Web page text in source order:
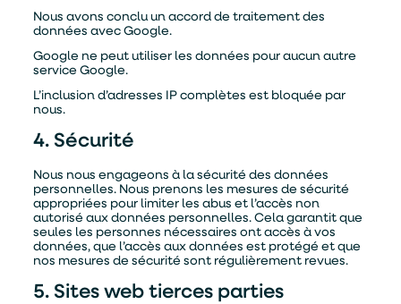
Je souhaite être contacter par :
Téléphone
Alternative:
Nous avons conclu un accord de traitement des
données avec Google.
Google ne peut utiliser les données pour aucun autre
service Google.
L’inclusion d’adresses IP complètes est bloquée par
nous.
4. Sécurité
Nous nous engageons à la sécurité des données
personnelles. Nous prenons les mesures de sécurité
appropriées pour limiter les abus et l’accès non
autorisé aux données personnelles. Cela garantit que
seules les personnes nécessaires ont accès à vos
données, que l’accès aux données est protégé et que
nos mesures de sécurité sont régulièrement revues.
5. Sites web tierces parties